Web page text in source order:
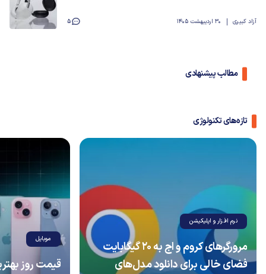
آزاد کبیری 30 اردیبهشت 1405 5
مطالب پیشنهادی
تازه‌های تکنولوژی
نرم افزار و اپلیکیشن
مرورگرهای کروم و اج به ۲۰ گیگابایت
فضای خالی برای دانلود مدل‌های
موبایل